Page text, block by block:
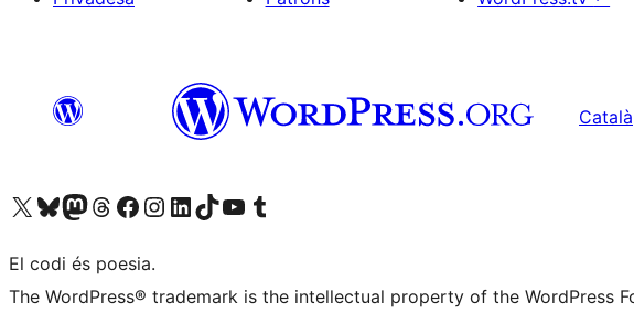
Català
Visiteu el nostre compte X (abans Twitter)
Visiteu el nostre compte de Bluesky
Visiteu el nostre compte al Mastodon
Visiteu el nostre compte de Threads
Visiteu la nostra pàgina al Facebook
Visiteu el nostre compte d'Instagram
Visiteu el nostre compte de LinkedIn
Visiteu el nostre compte de TikTok
Visiteu el nostre canal al YouTube
Visiteu el nostre compte de Tumblr
El codi és poesia.
The WordPress® trademark is the intellectual property of the WordPress